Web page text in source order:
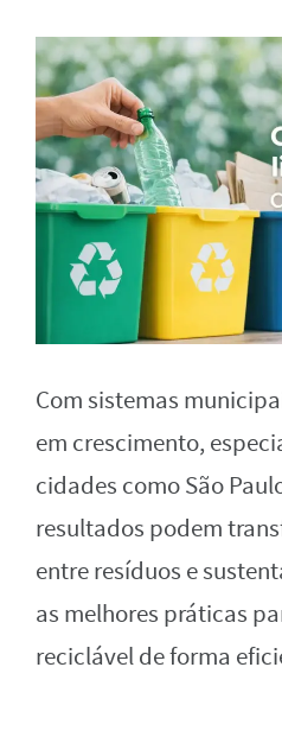
Com sistemas
em crescimento,
cidades como São
resultados podem
entre resíduos e
as melhores práticas
reciclável de forma